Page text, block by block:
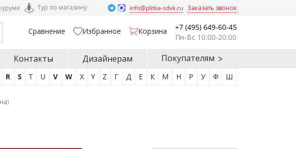
Тур по магазину info@plitka-sdvk.ru Заказать звонок
Сравнение Избранное Корзина
+7 (495) 649-60-45
Пн-Вс 10:00-20:00
Контакты Дизайнерам Покупателям
R S T U V W X Y Z Г Д Е К М Н Р У Ф Ш